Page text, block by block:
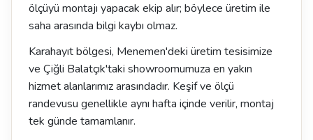
ölçüyü montajı yapacak ekip alır; böylece üretim ile
saha arasında bilgi kaybı olmaz.
Karahayıt bölgesi, Menemen'deki üretim tesisimize
ve Çiğli Balatçık'taki showroomumuza en yakın
hizmet alanlarımız arasındadır. Keşif ve ölçü
randevusu genellikle aynı hafta içinde verilir, montaj
tek günde tamamlanır.